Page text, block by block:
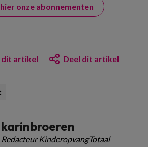
onze abonnementen
dit artikel Deel dit artikel
karinbroeren
Redacteur KinderopvangTotaal